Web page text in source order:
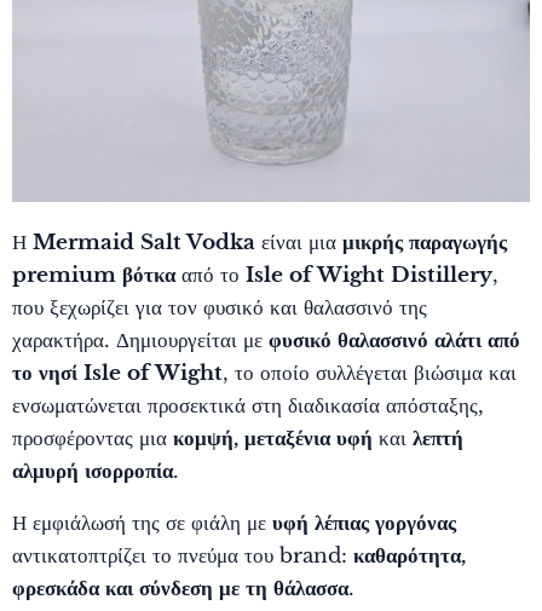
Η Mermaid Salt Vodka είναι μια μικρής παραγωγής
premium βότκααπό το Isle of Wight Distillery,
που ξεχωρίζει για τον φυσικό και θαλασσινό της
χαρακτήρα. Δημιουργείται με φυσικό θαλασσινό αλάτι από
το νησί Isle of Wight, το οποίο συλλέγεται βιώσιμα και
ενσωματώνεται προσεκτικά στη διαδικασία απόσταξης,
προσφέροντας μια κομψή, μεταξένια υφή και λεπτή
αλμυρή ισορροπία.
Η εμφιάλωσή της σε φιάλη με υφή λέπιας γοργόνας
αντικατοπτρίζει το πνεύμα του brand: καθαρότητα,
φρεσκάδα και σύνδεση με τη θάλασσα.